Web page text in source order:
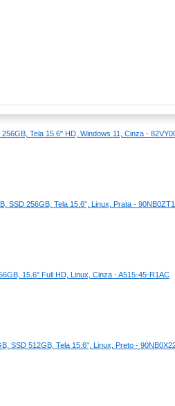
Tela 15.6" HD, Windows 11, Cinza -
SSD 256GB, Tela 15.6", Linux, Prata -
15.6" Full HD, Linux, Cinza - A515-45-R1AC
SSD 512GB, Tela 15.6", Linux, Preto -